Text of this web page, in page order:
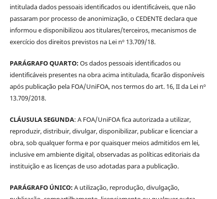
intitulada dados pessoais identificados ou identificáveis, que não
passaram por processo de anonimização, o CEDENTE declara que
informou e disponibilizou aos titulares/terceiros, mecanismos de
exercício dos direitos previstos na Lei nº 13.709/18.
PARÁGRAFO QUARTO:Os dados pessoais identificados ou
identificáveis presentes na obra acima intitulada, ficarão disponíveis
após publicação pela FOA/UniFOA, nos termos do art. 16, II da Lei nº
13.709/2018.
CLÁUSULA SEGUNDA: A FOA/UniFOA fica autorizada a utilizar,
reproduzir, distribuir, divulgar, disponibilizar, publicar e licenciar a
obra, sob qualquer forma e por quaisquer meios admitidos em lei,
inclusive em ambiente digital, observadas as políticas editoriais da
instituição e as licenças de uso adotadas para a publicação.
PARÁGRAFO ÚNICO:A utilização, reprodução, divulgação,